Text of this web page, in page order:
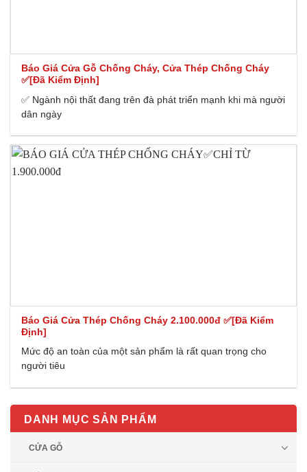
Báo Giá Cửa Gỗ Chống Cháy, Cửa Thép Chống Cháy
✅[Đã Kiểm Định]
✅ Ngành nội thất đang trên đà phát triển mạnh khi mà người
dân ngày
Báo Giá Cửa Thép Chống Cháy 2.100.000đ ✅[Đã Kiểm
Định]
Mức độ an toàn của một sản phẩm là rất quan trọng cho
người tiêu
DANH MỤC SẢN PHẨM
CỬA GỖ